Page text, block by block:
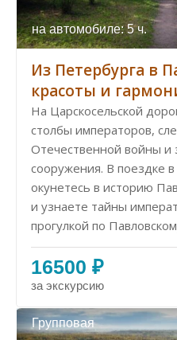
на автомобиле: 5 ч.
Из Петербурга в
красоты и
На Царскосельской
столбы императоров,
Отечественной войны и
сооружения. В поездке
окунетесь в историю
и узнаете тайны
прогулкой по
16500 ₽
за экскурсию
Групповая